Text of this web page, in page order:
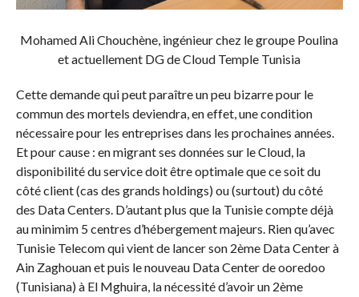
Mohamed Ali Chouchène, ingénieur chez le groupe Poulina
et actuellement DG de Cloud Temple Tunisia
Cette demande qui peut paraître un peu bizarre pour le
commun des mortels deviendra, en effet, une condition
nécessaire pour les entreprises dans les prochaines années.
Et pour cause : en migrant ses données sur le Cloud, la
disponibilité du service doit être optimale que ce soit du
côté client (cas des grands holdings) ou (surtout) du côté
des Data Centers. D’autant plus que la Tunisie compte déjà
au minimim 5 centres d’hébergement majeurs. Rien qu’avec
Tunisie Telecom qui vient de lancer son 2ème Data Center à
Ain Zaghouan et puis le nouveau Data Center de ooredoo
(Tunisiana) à El Mghuira, la nécessité d’avoir un 2ème